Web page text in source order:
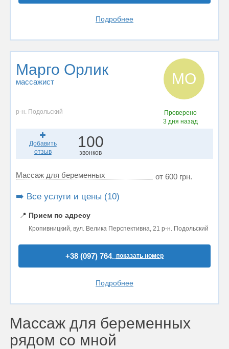
Подробнее
Марго Орлик
массажист МО
р-н. Подольский
Проверено
3 дня назад
Добавить
отзыв
100
звонков
Массаж для беременных от 600 грн.
➡️ Все услуги и цены (10)
📍 Прием по адресу
Кропивницкий, вул. Велика Перспективна, 21 р-н. Подольский
+38 (097) 764..показать номер
Подробнее
Массаж для беременных
рядом со мной